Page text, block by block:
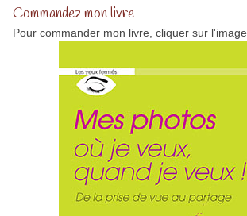
Commandez mon livre
Pour commander mon livre, cliquer sur l'image.